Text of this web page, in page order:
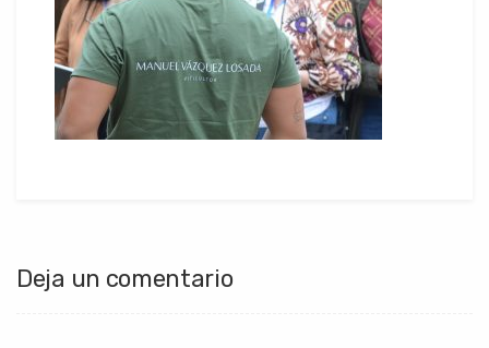
Deja un comentario